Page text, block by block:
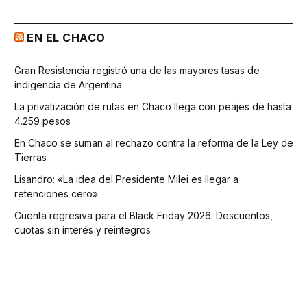
EN EL CHACO
Gran Resistencia registró una de las mayores tasas de
indigencia de Argentina
La privatización de rutas en Chaco llega con peajes de hasta
4.259 pesos
En Chaco se suman al rechazo contra la reforma de la Ley de
Tierras
Lisandro: «La idea del Presidente Milei es llegar a
retenciones cero»
Cuenta regresiva para el Black Friday 2026: Descuentos,
cuotas sin interés y reintegros